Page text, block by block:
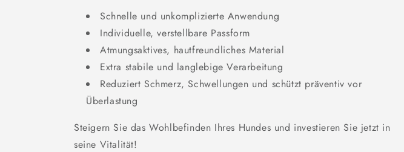
Schnelle und unkomplizierte Anwendung
Individuelle, verstellbare Passform
Atmungsaktives, hautfreundliches Material
Extra stabile und langlebige Verarbeitung
Reduziert Schmerz, Schwellungen und schützt präventiv vor
Überlastung
Steigern Sie das Wohlbefinden Ihres Hundes und investieren Sie jetzt in
seine Vitalität!